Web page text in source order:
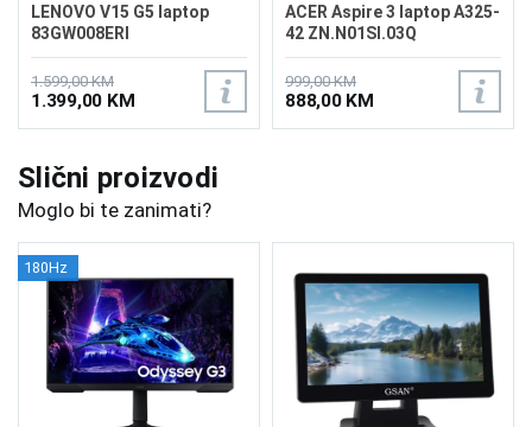
LENOVO V15 G5 laptop
83GW008ERI
1.599,00 KM
1.399,00 KM
ACER Aspire 3 laptop A325-
42 ZN.N01SI.03Q
999,00 KM
888,00 KM
Slični proizvodi
Moglo bi te zanimati?
180Hz